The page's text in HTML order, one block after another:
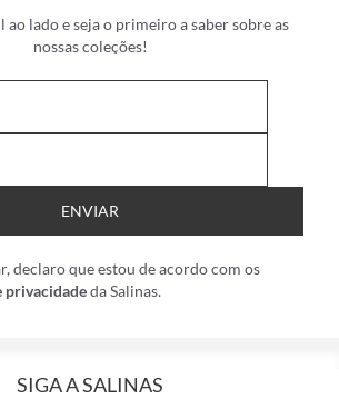
ao lado e seja o primeiro a saber sobre as
nossas coleções!
ENVIAR
declaro que estou de acordo com os
privacidadeda Salinas.
SIGA A SALINAS